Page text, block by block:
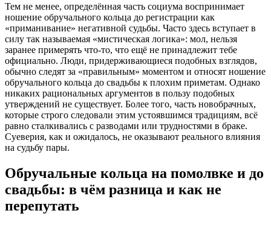
Тем не менее, определённая часть социума воспринимает
ношение обручального кольца до регистрации как
«приманивание» негативной судьбы. Часто здесь вступает в
силу так называемая «мистическая логика»: мол, нельзя
заранее примерять что-то, что ещё не принадлежит тебе
официально. Люди, придерживающиеся подобных взглядов,
обычно следят за «правильным» моментом и относят ношение
обручального кольца до свадьбы к плохим приметам. Однако
никаких рациональных аргументов в пользу подобных
утверждений не существует. Более того, часть новобрачных,
которые строго следовали этим устоявшимся традициям, всё
равно сталкивались с разводами или трудностями в браке.
Суеверия, как и ожидалось, не оказывают реального влияния
на судьбу пары.
Обручальные кольца на помолвке и до
свадьбы: в чём разница и как не
перепутать